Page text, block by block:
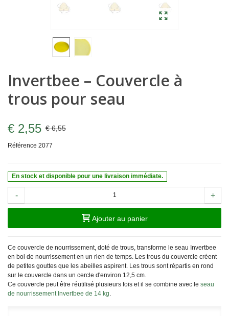
Invertbee – Couvercle à
trous pour seau
€ 2,55 € 6,55
Référence 2077
En stock et disponible pour une livraison immédiate.
- +
Ajouter au panier
Ce couvercle de nourrissement, doté de trous, transforme le seau Invertbee
en bol de nourrissement en un rien de temps. Les trous du couvercle créent
de petites gouttes que les abeilles aspirent. Les trous sont répartis en rond
sur le couvercle dans un cercle d'environ 12,5 cm.
Ce couvercle peut être réutilisé plusieurs fois et il se combine avec le seau
de nourrissement Invertbee de 14 kg